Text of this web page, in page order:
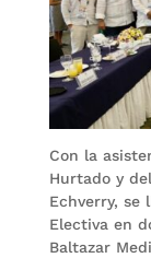
Con la
Hurtado y
Echverry, se
Electiva en
Baltazar